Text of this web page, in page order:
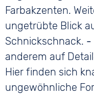
Farbakzenten.
ungetrübte Blick
Schnickschnack. -
anderem auf
Hier finden sich
ungewöhnliche